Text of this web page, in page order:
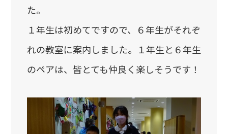
入学に向けて
関連リンク
た。
１年生は初めてですので、６年生がそれぞ
れの教室に案内しました。１年生と６年生
のペアは、皆とても仲良く楽しそうです！